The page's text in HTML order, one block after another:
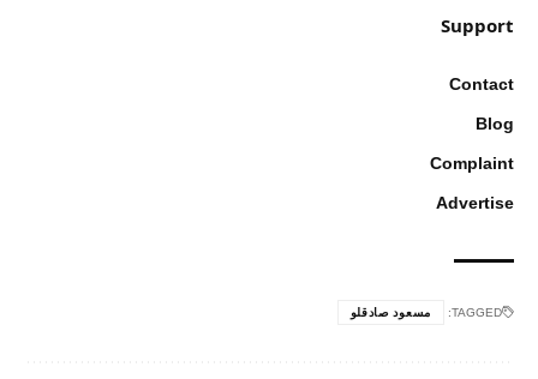
Support
Contact
Blog
Complaint
Advertise
TAGGED: مسعود صادقلو